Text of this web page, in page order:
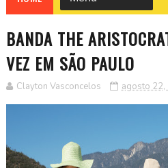
BANDA THE
VEZ EM SÃO PAULO
Clayton Vasconcelos agosto 22,